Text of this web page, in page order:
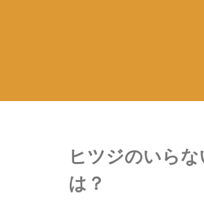
ヒツジのいら
は？